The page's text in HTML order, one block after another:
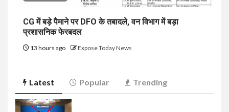
CG में बड़े पैमाने पर DFO के तबादले, वन विभाग में बड़ा
प्रशासनिक फेरबदल
13 hours ago Expose Today News
Latest Popular Trending